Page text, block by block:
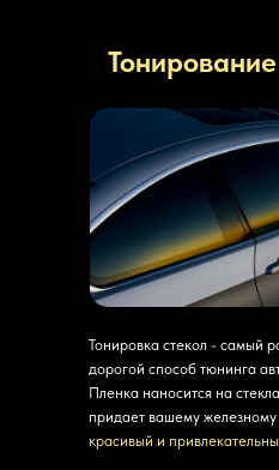
Тонирование
Тонировка стекол - самый
дорогой способ тюнинга
Пленка наносится на
придает вашему
красивый и